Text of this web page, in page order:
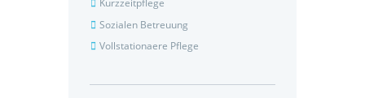
Kurzzeitpflege
Sozialen Betreuung
Vollstationaere Pflege